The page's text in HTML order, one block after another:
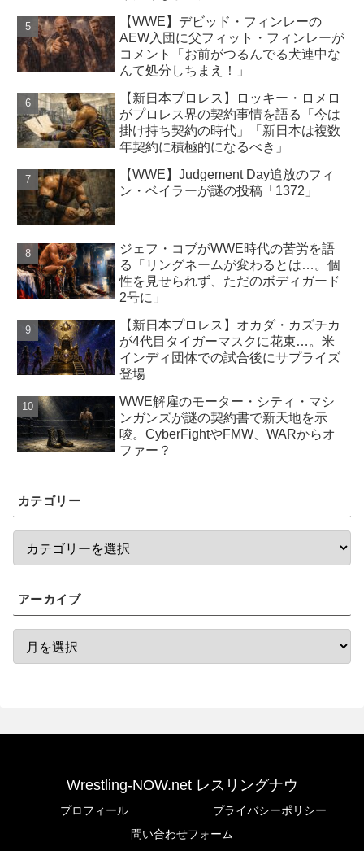
【WWE】デビッド・フィンレーの
AEW入団に父フィット・フィンレーが
コメント「お前がつるんでる犬連中な
んて処分しちまえ！」
【新日本プロレス】ロッキー・ロメロ
がプロレス界の契約事情を語る「今は
掛け持ち契約の時代」「新日本は複数
年契約に積極的になるべき」
【WWE】Judgement Day追放のフィ
ン・ベイラーが謎の投稿「1372」
ジェフ・コブがWWE時代の苦労を語
る「リングネームが変わるとは…。個
性を見せられず、ただのボディガード
2号に」
【新日本プロレス】オカダ・カズチカ
が4代目タイガーマスクに花束…。米
インディ団体での試合後にサプライズ
登場
WWE解雇のモーター・シティ・マシ
ンガンズが謎の契約書で新天地を示
唆。CyberFightやFMW、WARからオ
ファー？
カテゴリー
アーカイブ
Wrestling-NOW.net レスリングナウ
プロフィール
プライバシーポリシー
問い合わせフォーム